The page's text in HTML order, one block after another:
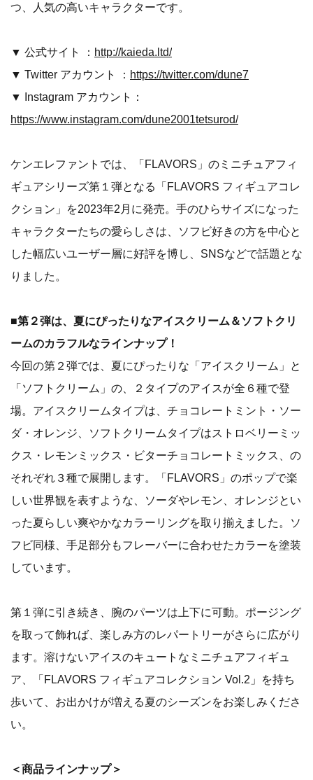
つ、人気の高いキャラクターです。
▼ 公式サイト ： http://kaieda.ltd/
▼ Twitter アカウント ： https://twitter.com/dune7
▼ Instagram アカウント：
https://www.instagram.com/dune2001tetsurod/
ケンエレファントでは、「FLAVORS」のミニチュアフィ
ギュアシリーズ第１弾となる「FLAVORS フィギュアコレ
クション」を2023年2月に発売。手のひらサイズになった
キャラクターたちの愛らしさは、ソフビ好きの方を中心と
した幅広いユーザー層に好評を博し、SNSなどで話題とな
りました。
■第２弾は、夏にぴったりなアイスクリーム＆ソフトクリ
ームのカラフルなラインナップ！
今回の第２弾では、夏にぴったりな「アイスクリーム」と
「ソフトクリーム」の、２タイプのアイスが全６種で登
場。アイスクリームタイプは、チョコレートミント・ソー
ダ・オレンジ、ソフトクリームタイプはストロベリーミッ
クス・レモンミックス・ビターチョコレートミックス、の
それぞれ３種で展開します。「FLAVORS」のポップで楽
しい世界観を表すような、ソーダやレモン、オレンジとい
った夏らしい爽やかなカラーリングを取り揃えました。ソ
フビ同様、手足部分もフレーバーに合わせたカラーを塗装
しています。
第１弾に引き続き、腕のパーツは上下に可動。ポージング
を取って飾れば、楽しみ方のレパートリーがさらに広がり
ます。溶けないアイスのキュートなミニチュアフィギュ
ア、「FLAVORS フィギュアコレクション Vol.2」を持ち
歩いて、お出かけが増える夏のシーズンをお楽しみくださ
い。
＜商品ラインナップ＞